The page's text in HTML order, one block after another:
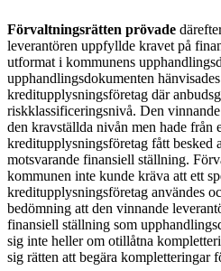
Förvaltningsrätten prövade
leverantören uppfyllde kravet på
utformat i kommunens
upphandlingsdokumenten
kreditupplysningsföretag där
riskklassificeringsnivå. Den
den kravställda nivån men hade från
kreditupplysningsföretag fått besked
motsvarande finansiell ställning.
kommunen inte kunde kräva att ett
kreditupplysningsföretag användes
bedömning att den vinnande
finansiell ställning som
sig inte heller om otillåtna
sig rätten att begära kompletteringar